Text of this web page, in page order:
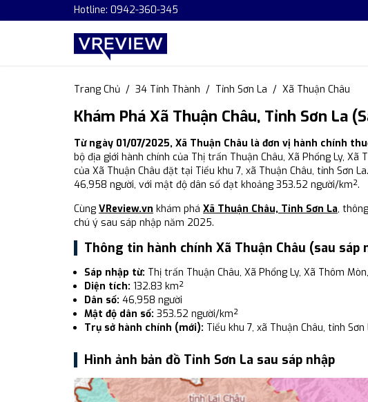
Hotline: 0942-360-345
Trang Chủ 34 Tỉnh Thành Tỉnh Sơn La Xã Thuận Châu
Khám Phá Xã Thuận Châu, Tỉnh Sơn La
Từ ngày 01/07/2025, Xã Thuận Châu là đơn vị hành chính
bộ địa giới hành chính của Thị trấn Thuận Châu, Xã Phổng Ly, Xã
của Xã Thuận Châu đặt tại Tiểu khu 7, xã Thuận Châu, tỉnh Sơn
46,958 người, với mật độ dân số đạt khoảng 353.52 người/km².
Cùng VReview.vn khám phá Xã Thuận Châu, Tỉnh Sơn La,
chú ý sau sáp nhập năm 2025.
Thông tin hành chính Xã Thuận Châu (sau sáp
Sáp nhập từ: Thị trấn Thuận Châu, Xã Phổng Ly, Xã Thôm
Diện tích: 132.83 km²
Dân số: 46,958 người
Mật độ dân số: 353.52 người/km²
Trụ sở hành chính (mới): Tiểu khu 7, xã Thuận Châu, tỉnh Sơn
Hình ảnh bản đồ Tỉnh Sơn La sau sáp nhập